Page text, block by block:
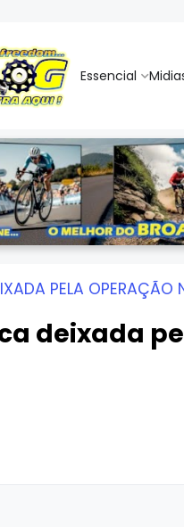
Essencial
PELA OPERAÇÃO
deixada